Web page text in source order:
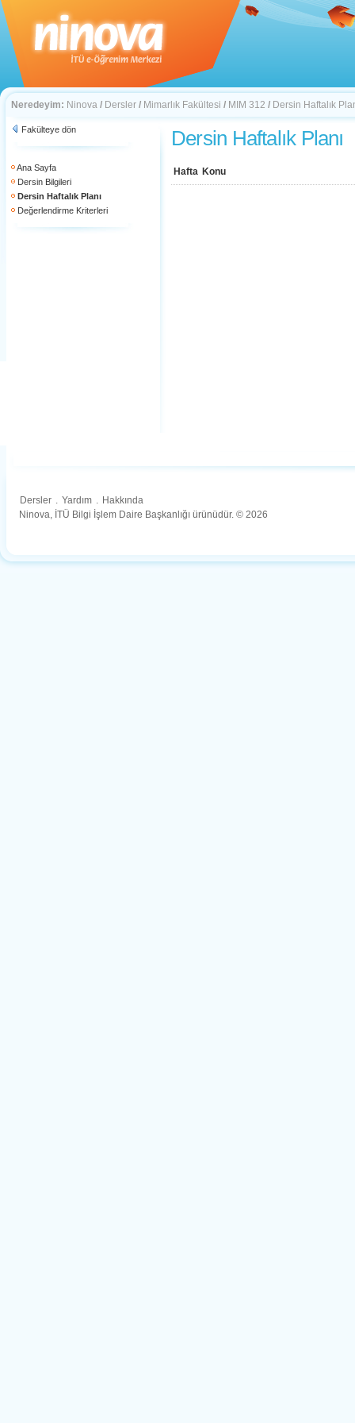
Neredeyim: Ninova / Dersler / Mimarlık Fakültesi / MIM 312 / Dersin Haftalık
Fakülteye dön
Ana Sayfa
Dersin Bilgileri
Dersin Haftalık Planı
Değerlendirme Kriterleri
Dersin Haftalık Planı
Hafta Konu
Dersler . Yardım . Hakkında
Ninova, İTÜ Bilgi İşlem Daire Başkanlığı ürünüdür. © 2026